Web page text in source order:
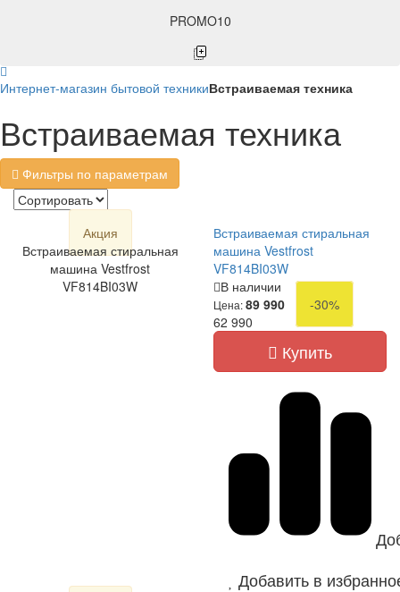
PROMO10
Интернет-магазин бытовой техникиВстраиваемая техника
Встраиваемая техника
Фильтры по параметрам
Акция
Встраиваемая стиральная
машина Vestfrost
VF814BI03W
Встраиваемая стиральная
машина Vestfrost
VF814BI03W
В наличии
Цена:89 990
-30%
62 990
Купить
Добавить в